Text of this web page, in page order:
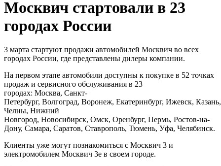
Москвич стартовали в 23
городах России
3 марта стартуют продажи автомобилей Москвич во всех
городах России, где представлены дилеры компании.
На первом этапе автомобили доступны к покупке в 52 точках
продаж и сервисного обслуживания в 23
городах: Москва, Санкт-
Петербург, Волгоград, Воронеж, Екатеринбург, Ижевск,
Челны, Нижний
Новгород, Новосибирск, Омск, Оренбург, Пермь, Ростов-на-
Дону, Самара, Саратов, Ставрополь, Тюмень, Уфа, Челябинск.
Клиенты уже могут познакомиться с Москвич 3 и
электромобилем Москвич 3е в своем городе.